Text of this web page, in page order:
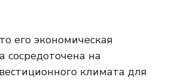
его экономическая
сосредоточена на
климата для